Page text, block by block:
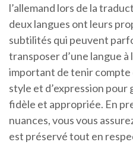
l’allemand lors de la
deux langues ont leurs
subtilités qui peuvent
transposer d’une langue à
important de tenir
style et d’expression
fidèle et appropriée. En
nuances, vous vous
est préservé tout en